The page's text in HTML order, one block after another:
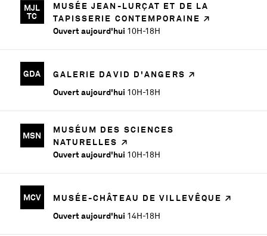
MJL
TC
MUSÉE JEAN-LURÇAT ET DE LA
TAPISSERIE CONTEMPORAINE
Ouvert aujourd'hui 10H-18H
GDA
GALERIE DAVID D'ANGERS
Ouvert aujourd'hui 10H-18H
MSN
MUSÉUM DES SCIENCES
NATURELLES
Ouvert aujourd'hui 10H-18H
MCV
MUSÉE-CHÂTEAU DE VILLEVÊQUE
Ouvert aujourd'hui 14H-18H